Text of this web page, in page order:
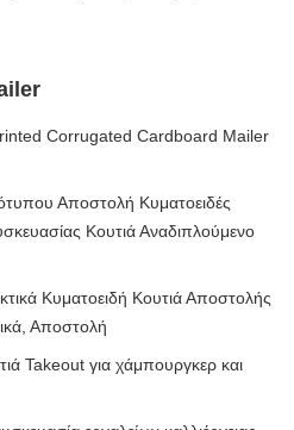
Corrugated Cardboard Mailer
Αποστολή Κυματοειδές
Κουτιά Αναδιπλούμενο
Κυματοειδή Κουτιά Αποστολής
Αποστολή
Takeout για χάμπουργκερ και